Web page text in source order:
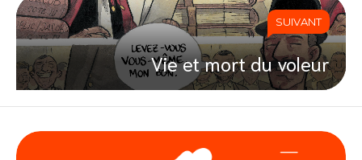
SUIVANT
Vie et mort du voleur